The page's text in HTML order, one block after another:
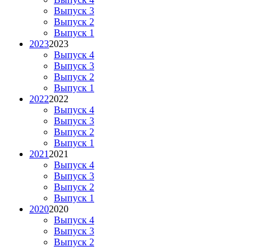
Выпуск 3
Выпуск 2
Выпуск 1
20232023
Выпуск 4
Выпуск 3
Выпуск 2
Выпуск 1
20222022
Выпуск 4
Выпуск 3
Выпуск 2
Выпуск 1
2021 2021
Выпуск 4
Выпуск 3
Выпуск 2
Выпуск 1
20202020
Выпуск 4
Выпуск 3
Выпуск 2